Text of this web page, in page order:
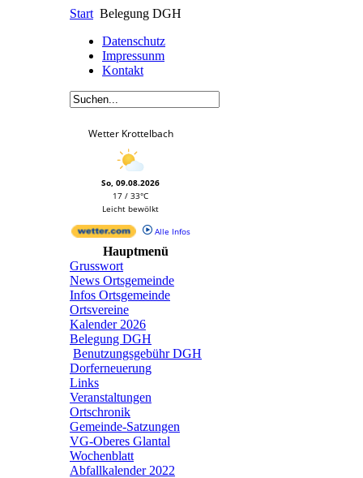
Start Belegung DGH
Datenschutz
Impressunm
Kontakt
Wetter Krottelbach
So, 09.08.2026
17 / 33°C
Leicht bewölkt
Alle Infos
Hauptmenü
Grusswort
News Ortsgemeinde
Infos Ortsgemeinde
Ortsvereine
Kalender 2026
Belegung DGH
Benutzungsgebühr DGH
Dorferneuerung
Links
Veranstaltungen
Ortschronik
Gemeinde-Satzungen
VG-Oberes Glantal
Wochenblatt
Abfallkalender 2022